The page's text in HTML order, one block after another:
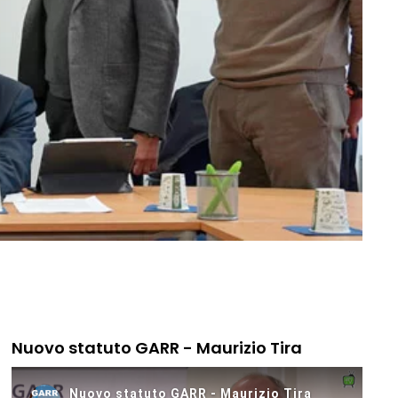
Nuovo statuto GARR - Maurizio Tira